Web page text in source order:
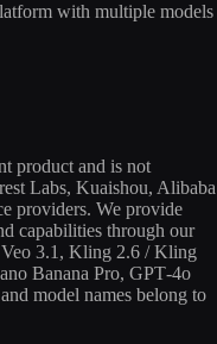
with multiple models
product and is not
Labs, Kuaishou, Alibaba
providers. We provide
capabilities through our
3.1, Kling 2.6 / Kling
Banana Pro, GPT‑4o
model names belong to